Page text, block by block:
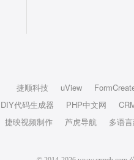
捷顺科技 uView
DIY代码生成器 PHP中文网
捷映视频制作 芦虎导航 多语